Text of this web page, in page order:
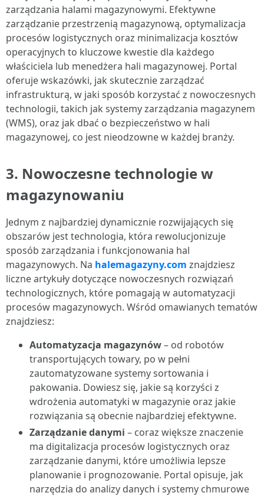
zarządzania halami magazynowymi. Efektywne
zarządzanie przestrzenią magazynową, optymalizacja
procesów logistycznych oraz minimalizacja kosztów
operacyjnych to kluczowe kwestie dla każdego
właściciela lub menedżera hali magazynowej. Portal
oferuje wskazówki, jak skutecznie zarządzać
infrastrukturą, w jaki sposób korzystać z nowoczesnych
technologii, takich jak systemy zarządzania magazynem
(WMS), oraz jak dbać o bezpieczeństwo w hali
magazynowej, co jest nieodzowne w każdej branży.
3. Nowoczesne technologie w
magazynowaniu
Jednym z najbardziej dynamicznie rozwijających się
obszarów jest technologia, która rewolucjonizuje
sposób zarządzania i funkcjonowania hal
magazynowych. Na halemagazyny.com znajdziesz
liczne artykuły dotyczące nowoczesnych rozwiązań
technologicznych, które pomagają w automatyzacji
procesów magazynowych. Wśród omawianych tematów
znajdziesz:
Automatyzacja magazynów– od robotów
transportujących towary, po w pełni
zautomatyzowane systemy sortowania i
pakowania. Dowiesz się, jakie są korzyści z
wdrożenia automatyki w magazynie oraz jakie
rozwiązania są obecnie najbardziej efektywne.
Zarządzanie danymi – coraz większe znaczenie
ma digitalizacja procesów logistycznych oraz
zarządzanie danymi, które umożliwia lepsze
planowanie i prognozowanie. Portal opisuje, jak
narzędzia do analizy danych i systemy chmurowe